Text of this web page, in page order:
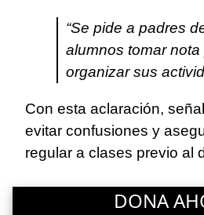
“Se pide a padres
alumnos tomar nota
organizar sus
Con esta aclaración,
evitar confusiones y
regular a clases previo al
DONA